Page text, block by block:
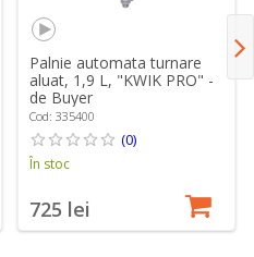
Palnie automata turnare
aluat, 1,9 L, "KWIK PRO" -
de Buyer
Cod: 335400
(0)
În stoc
725 lei